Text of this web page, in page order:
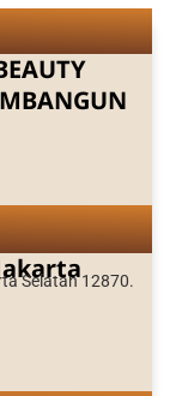
Selatan 12870.